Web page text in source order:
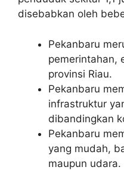
disebabkan oleh
Pekanbaru
pemerintahan,
provinsi Riau.
Pekanbaru
infrastruktur
dibandingkan
Pekanbaru
yang mudah,
maupun udara.